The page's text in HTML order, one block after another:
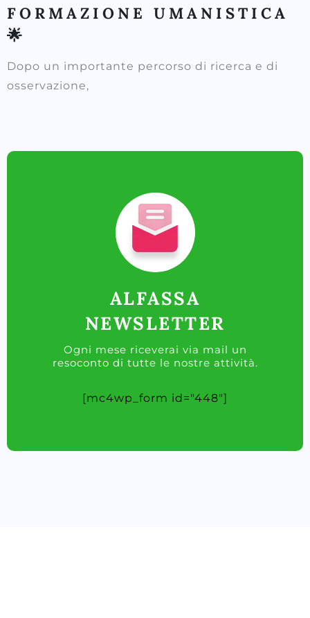
FORMAZIONE UMANISTICA
🌟
Dopo un importante percorso di ricerca e di
osservazione,
ALFASSA
NEWSLETTER
Ogni mese riceverai via mail un
resoconto di tutte le nostre attività.
[mc4wp_form id="448"]